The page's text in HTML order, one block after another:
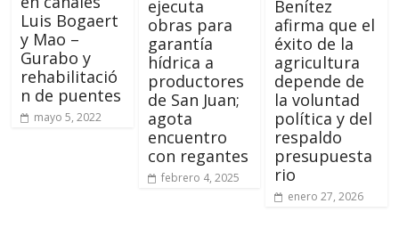
Luis Bogaert
y Mao –
Gurabo y
rehabilitació
n de puentes
mayo 5, 2022
ejecuta
obras para
garantía
hídrica a
productores
de San Juan;
agota
encuentro
con regantes
febrero 4, 2025
Benítez
afirma que el
éxito de la
agricultura
depende de
la voluntad
política y del
respaldo
presupuesta
rio
enero 27, 2026